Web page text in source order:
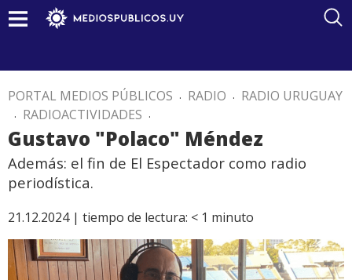
PORTAL MEDIOS PÚBLICOS . RADIO . RADIO URUGUAY
. RADIOACTIVIDADES .
Gustavo "Polaco" Méndez
Además: el fin de El Espectador como radio
periodística.
21.12.2024 | tiempo de lectura: < 1 minuto